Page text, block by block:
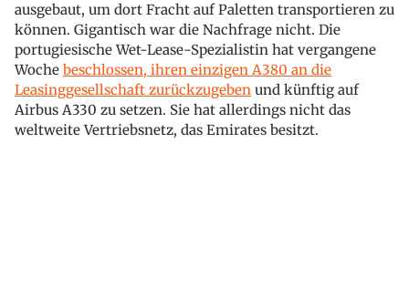
ausgebaut, um dort Fracht auf Paletten transportieren zu
können. Gigantisch war die Nachfrage nicht. Die
portugiesische Wet-Lease-Spezialistin hat vergangene
Woche beschlossen, ihren einzigen A380 an die
Leasinggesellschaft zurückzugeben und künftig auf
Airbus A330 zu setzen. Sie hat allerdings nicht das
weltweite Vertriebsnetz, das Emirates besitzt.